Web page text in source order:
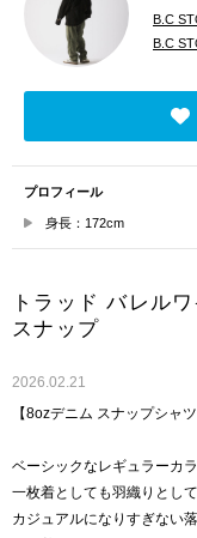
B.C
B.C
プロフィール
身長：172cm
トラッド バレル
スナップ
2026.02.21
【8ozデニム スナップシャ
ベーシックなレギュラーカ
一枚着としても羽織りとし
カジュアルになりすぎない